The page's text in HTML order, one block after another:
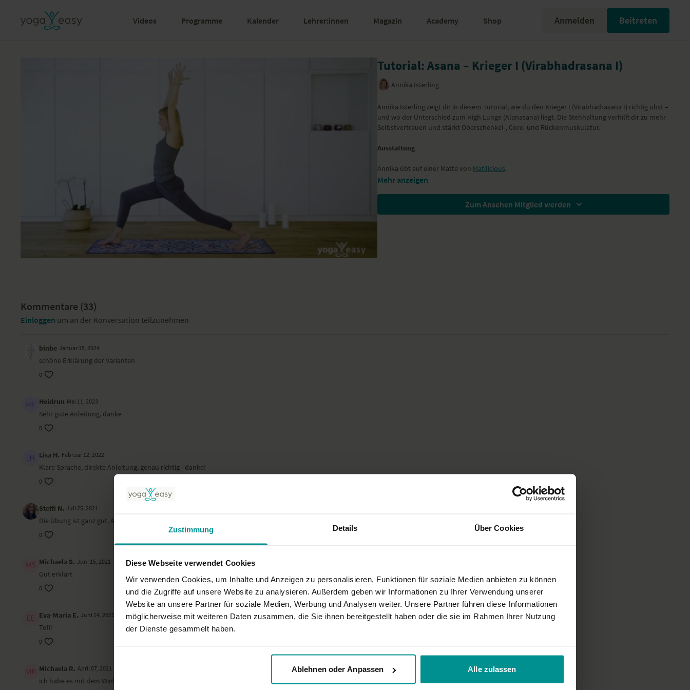
Zustimmung Details Über Cookies
Diese Webseite verwendet Cookies
Wir verwenden Cookies, um Inhalte und Anzeigen zu personalisieren, Funktionen für soziale Medien anbieten zu können
und die Zugriffe auf unsere Website zu analysieren. Außerdem geben wir Informationen zu Ihrer Verwendung unserer
Website an unsere Partner für soziale Medien, Werbung und Analysen weiter. Unsere Partner führen diese Informationen
möglicherweise mit weiteren Daten zusammen, die Sie ihnen bereitgestellt haben oder die sie im Rahmen Ihrer Nutzung
der Dienste gesammelt haben.
Ablehnen oder Anpassen Alle zulassen
Videos Programme Kalender Lehrer:innen Magazin Academy Shop Anmelden Beitreten
Tutorial: Asana – Krieger I (Virabhadrasana I)
Annika Isterling
Annika Isterling zeigt dir in diesem Tutorial, wie du den Krieger I (Virabhadrasana I) richtig übst –
und wo der Unterschied zum High Lunge (Alanasana) liegt. Die Stehhaltung verhilft dir zu mehr
Selbstvertrauen und stärkt Oberschenkel-, Core- und Rückenmuskulatur.
Ausstattung
Annika übt auf einer Matte von Matilicious.
Mehr anzeigen
Zum Ansehen Mitglied werden
Kommentare (33)
Einloggen um an der Konversation teilzunehmen
binbe Januar 15, 2024
schöne Erklärung der Varianten
0
Heidrun Mai 11, 2023
Sehr gute Anleitung, danke
0
Lisa H. Februar 12, 2022
Klare Sprache, direkte Anleitung, genau richtig - danke!
0
Steffi N. Juli 25, 2021
Die Übung ist ganz gut. Aber die Anleitung ist verwirrend, da ich Anfänger bin hätte ich eine Anleitung gebraucht wo beide Beine erstmal normal gezeigt werden.
0
Michaela S. Juni 15, 2021
Gut erklärt
0
Eva-Maria E. Juni 14, 2021
Toll!
0
Michaela R. April 07, 2021
ich habe es mit dem Winkel anders gelernt (45Grad statt 60 Grad). Video gefällt mir aber sonst gut!